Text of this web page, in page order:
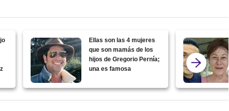
Ellas son las 4 mujeres
que son mamás de los
hijos de Gregorio Pernía;
una es famosa